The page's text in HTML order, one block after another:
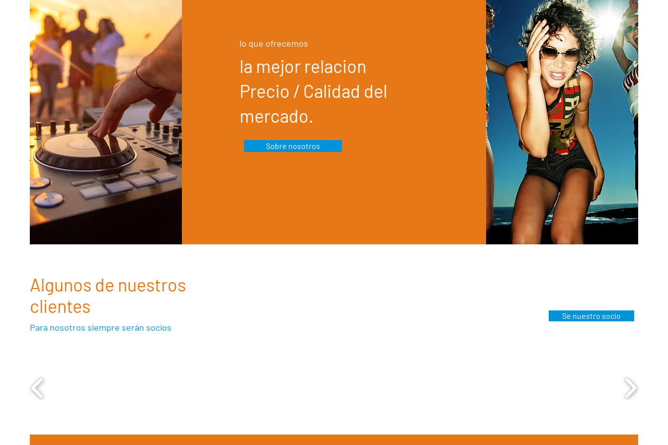
lo que ofrecemos
la mejor relacion
Precio / Calidad del
mercado.
Sobre nosotros
Algunos de nuestros
clientes
Para nosotros siempre serán socios
Se nuestro socio